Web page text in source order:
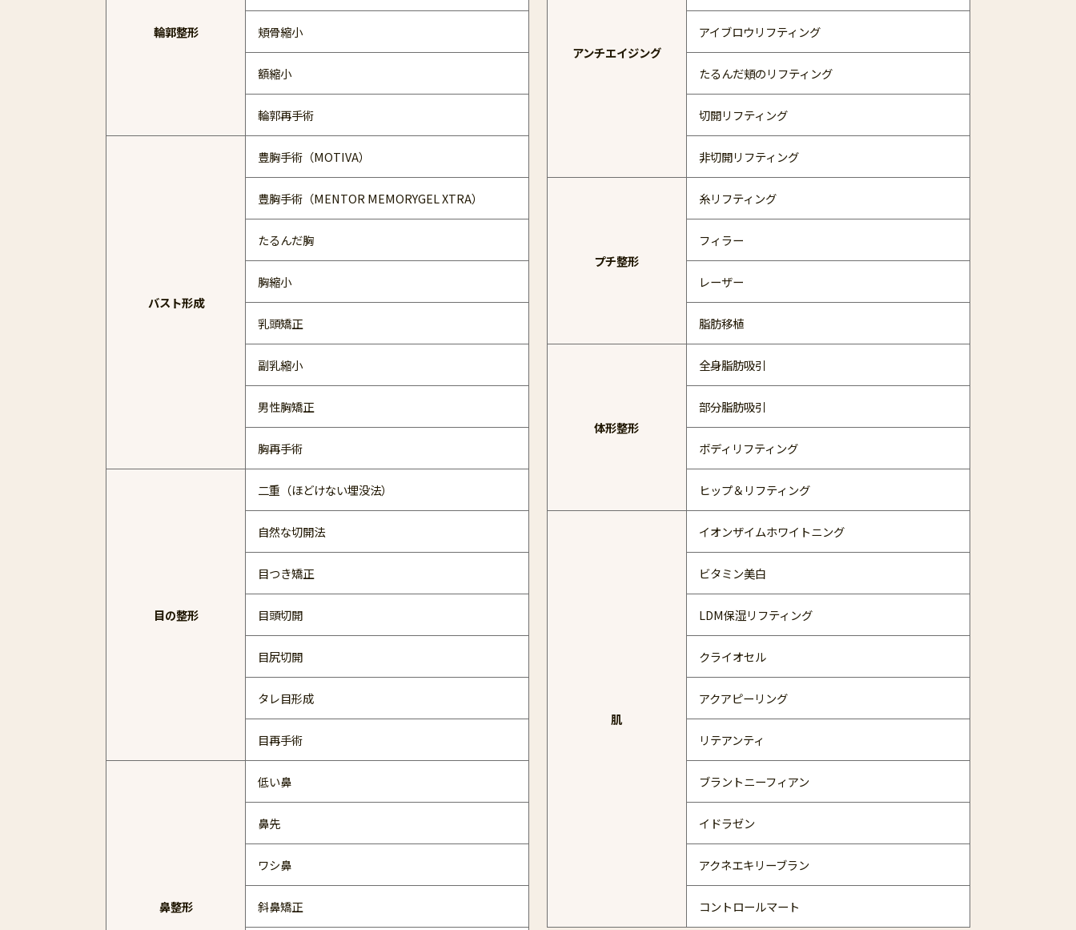
輪郭整形 頬骨縮小
額縮小
輪郭再手術
バスト形成
豊胸手術（MOTIVA）
豊胸手術（MENTOR MEMORYGEL XTRA）
たるんだ胸
胸縮小
乳頭矯正
副乳縮小
男性胸矯正
胸再手術
目の整形
二重（ほどけない埋没法）
自然な切開法
目つき矯正
目頭切開
目尻切開
タレ目形成
目再手術
鼻整形
低い鼻
鼻先
ワシ鼻
斜鼻矯正
アンチエイジング
アイブロウリフティング
たるんだ頬のリフティング
切開リフティング
非切開リフティング
プチ整形
糸リフティング
フィラー
レーザー
脂肪移植
体形整形
全身脂肪吸引
部分脂肪吸引
ボディリフティング
ヒップ＆リフティング
肌
イオンザイムホワイトニング
ビタミン美白
LDM保湿リフティング
クライオセル
アクアピーリング
リテアンティ
ブラントニーフィアン
イドラゼン
アクネエキリーブラン
コントロールマート